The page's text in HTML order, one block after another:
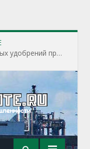
Находкинский завод минеральных удобрений приступил к пусконаладочным работам на строящихся производственных объектах завода